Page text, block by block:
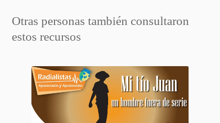
Otras personas también consultaron
estos recursos